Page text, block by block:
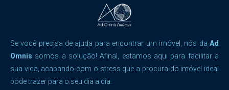
Se você precisa de ajuda para encontrar um imóvel, nós da Ad
Omnis somos a solução! Afinal, estamos aqui para facilitar a
sua vida, acabando com o stress que a procura do imóvel ideal
pode trazer para o seu dia a dia.